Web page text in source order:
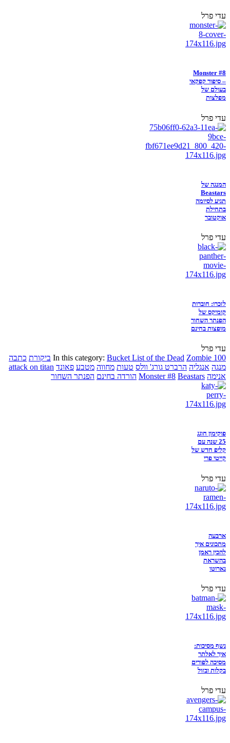
עדי פרל
Monster #8
– סיפור קפקאי
בעולם של
מפלצות
עדי פרל
המנגה של
Beastars
תגיע לסיומה
בתחילת
אוקטובר
עדי פרל
לזכרו: חוברות
קומיקס של
הפנתר השחור
מופצות בחינם
עדי פרל
In this category: Bucket List of the Dead Zombie 100 ביקורת כתבה
מנגה אנגליה הרברט גורג' וולס טעות מחווה מטבע פאונד attack on titan
אנימה
Monster #8 Beastars הורדה בחינם הפנתר השחור
פוקימון חוגג
25 שנה עם
קליפ חדש של
קייטי פרי
עדי פרל
ארבעה
מתכונים איך
להכין ראמן
בהשראת
נארוטו
עדי פרל
נשף מסיכות:
איך לאלתר
מסיכה לפורים
בקלות ובזול
עדי פרל